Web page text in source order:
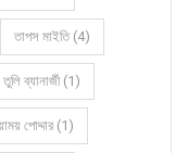
তাপস মাইতি (4)
তুলি ব্যানার্জী (1)
পোদ্দার (1)